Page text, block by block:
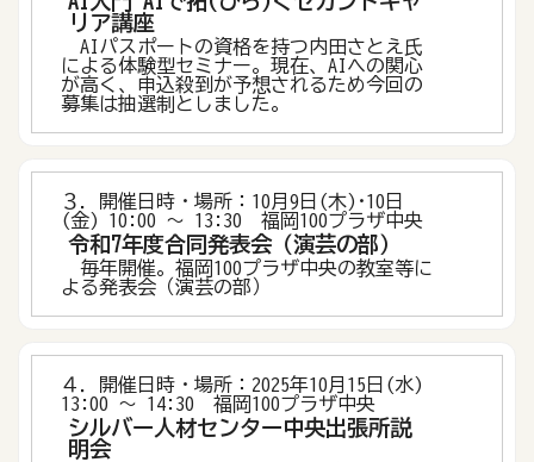
リア講座
AIパスポートの資格を持つ内田さとえ氏
による体験型セミナー。現在、AIへの関心
が高く、申込殺到が予想されるため今回の
募集は抽選制としました。
３．開催日時・場所：10月9日(木)･10日
(金) 10:00 ～ 13:30 福岡100プラザ中央
令和7年度合同発表会（演芸の部）
毎年開催。福岡100プラザ中央の教室等に
よる発表会（演芸の部）
４．開催日時・場所：2025年10月15日(水)
13:00 ～ 14:30 福岡100プラザ中央
シルバー人材センター中央出張所説
明会